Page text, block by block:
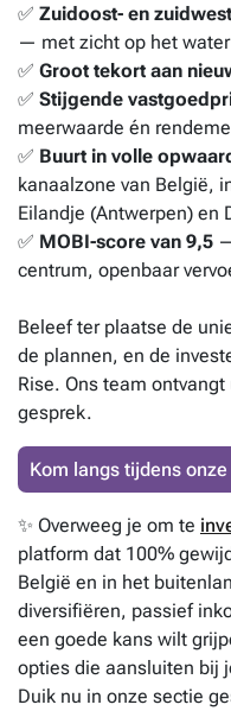
✅ Zuidoost- en
— met zicht op het
✅ Groot tekort aan
✅ Stijgende
meerwaarde én
✅ Buurt in volle
kanaalzone van België,
Eilandje (Antwerpen) en
✅ MOBI-score van 9,5
centrum, openbaar
Beleef ter plaatse de
de plannen, en de
Rise. Ons team
gesprek.
Kom langs tijdens
✨ Overweeg je om te
platform dat 100%
België en in het
diversifiëren, passief
een goede kans wilt
opties die aansluiten bij
Duik nu in onze sectie